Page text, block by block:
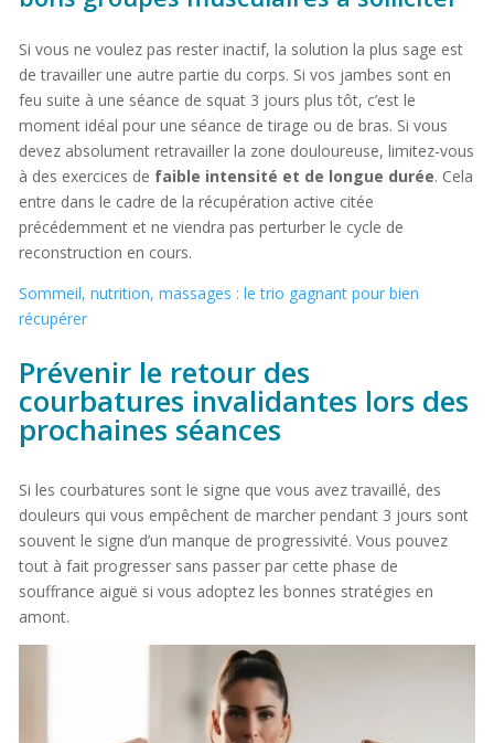
Si vous ne voulez pas rester inactif, la solution la plus sage est
de travailler une autre partie du corps. Si vos jambes sont en
feu suite à une séance de squat 3 jours plus tôt, c’est le
moment idéal pour une séance de tirage ou de bras. Si vous
devez absolument retravailler la zone douloureuse, limitez-vous
à des exercices de faible intensité et de longue durée. Cela
entre dans le cadre de la récupération active citée
précédemment et ne viendra pas perturber le cycle de
reconstruction en cours.
Sommeil, nutrition, massages : le trio gagnant pour bien
récupérer
Prévenir le retour des
courbatures invalidantes lors des
prochaines séances
Si les courbatures sont le signe que vous avez travaillé, des
douleurs qui vous empêchent de marcher pendant 3 jours sont
souvent le signe d’un manque de progressivité. Vous pouvez
tout à fait progresser sans passer par cette phase de
souffrance aiguë si vous adoptez les bonnes stratégies en
amont.